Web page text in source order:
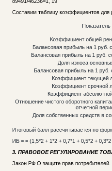
Составим таблицу коэффициентов для
Показатель
Коэффициент общей
Балансовая прибыль на 1 руб.
Балансовая прибыль на 1 руб.
Доля износа
Балансовая прибыль на 1 руб.
Коэффициент текущей
Коэффициент срочной
Коэффициент
Отношение чистого оборотного
отчетной
Доля собственных средств в
Итоговый балл рассчитывается по
ИБ = = (1,5*2 + 1*2 + 0,7*1 + 0,5*2 +
3. ПРАВОВОЕ РЕГУЛИРОВАНИЕ
Закон РФ О защите прав потребителей.